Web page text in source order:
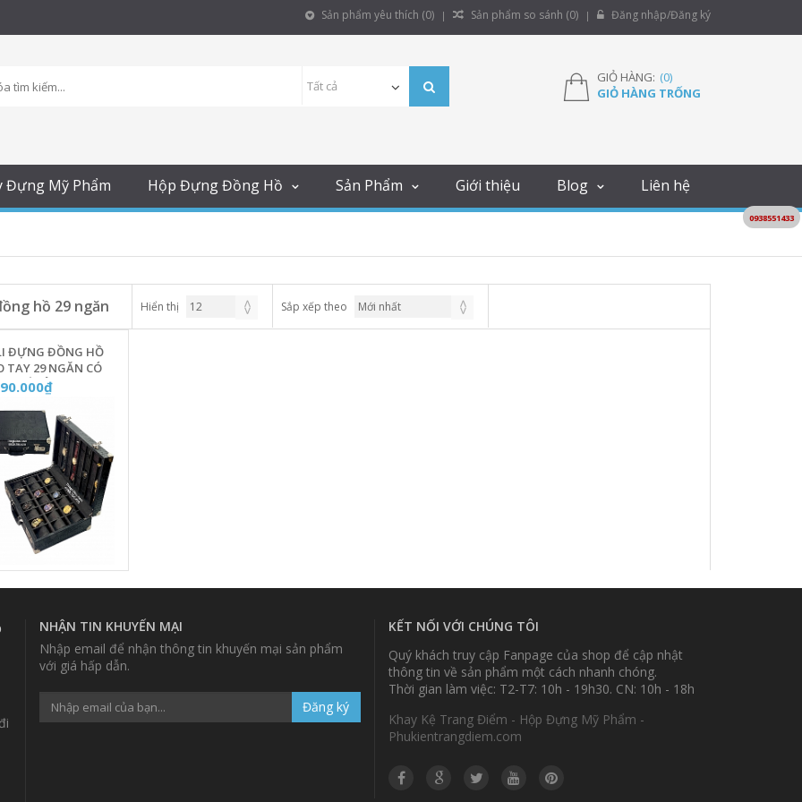
Sản phẩm yêu thích (0) Sản phẩm so sánh (0) Đăng nhập/Đăng ký
GIỎ HÀNG: (0)
GIỎ HÀNG TRỐNG
Đựng Mỹ Phẩm Hộp Đựng Đồng Hồ Sản Phẩm Giới thiệu Blog Liên hệ
hồ 29 ngăn Hiển thị Sắp xếp theo
ĐỰNG ĐỒNG HỒ
TAY 29 NGĂN CÓ
SỐ VỎ DA CAO
- DH29V
NHẬN TIN KHUYẾN MẠI
Nhập email để nhận thông tin khuyến mại sản phẩm
với giá hấp dẫn.
Đăng ký
KẾT NỐI VỚI CHÚNG TÔI
Quý khách truy cập Fanpage của shop để cập nhật
thông tin về sản phẩm một cách nhanh chóng.
Thời gian làm việc: T2-T7: 10h - 19h30. CN: 10h - 18h
Khay Kệ Trang Điểm - Hộp Đựng Mỹ Phẩm -
Phukientrangdiem.com
0938551433